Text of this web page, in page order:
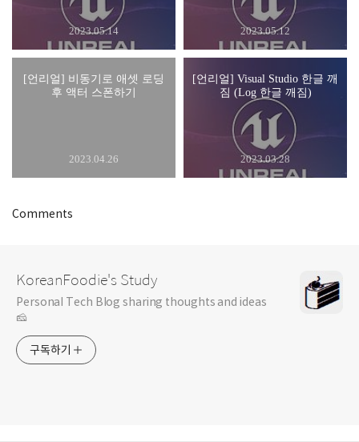
2023.05.14 2023.05.12
[언리얼] 비동기로 애셋 로딩
후 액터 스폰하기
2023.04.26
[언리얼] Visual Studio 한글 깨
짐 (Log 한글 깨짐)
2023.03.28
Comments
KoreanFoodie's Study
Personal Tech Blog sharing thoughts and ideas
🧀
구독하기